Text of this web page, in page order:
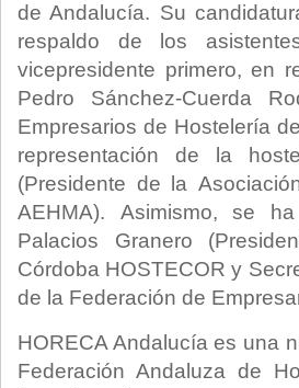
de Andalucía. Su
respaldo de los
vicepresidente primero, en
Pedro Sánchez-Cuerda
Empresarios de Hostelería
representación de la
(Presidente de la
AEHMA). Asimismo, se
Palacios Granero
Córdoba HOSTECOR y
de la Federación de
HORECA Andalucía es una
Federación Andaluza de